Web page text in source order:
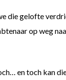
die gelofte
op weg
en toch kan